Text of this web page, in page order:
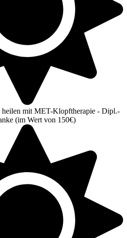
heilen mit MET-Klopftherapie - Dipl.-
(im Wert von 150€)